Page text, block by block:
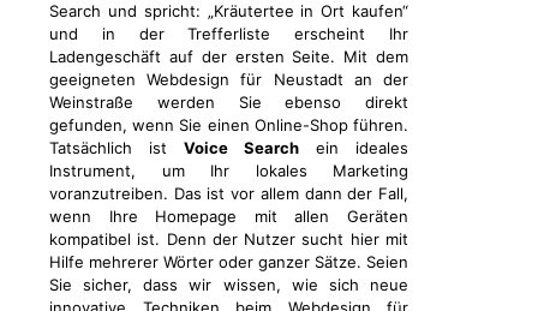
Search und spricht: „Kräutertee in Ort kaufen“
und in der Trefferliste erscheint Ihr
Ladengeschäft auf der ersten Seite. Mit dem
geeigneten Webdesign für Neustadt an der
Weinstraße werden Sie ebenso direkt
gefunden, wenn Sie einen Online-Shop führen.
Tatsächlich ist Voice Search ein ideales
Instrument, um Ihr lokales Marketing
voranzutreiben. Das ist vor allem dann der Fall,
wenn Ihre Homepage mit allen Geräten
kompatibel ist. Denn der Nutzer sucht hier mit
Hilfe mehrerer Wörter oder ganzer Sätze. Seien
Sie sicher, dass wir wissen, wie sich neue